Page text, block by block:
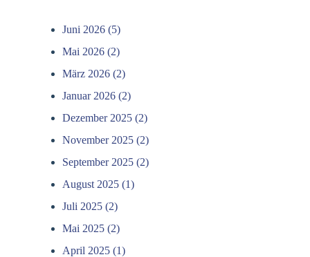
Juni 2026 (5)
Mai 2026 (2)
März 2026 (2)
Januar 2026 (2)
Dezember 2025 (2)
November 2025 (2)
September 2025 (2)
August 2025 (1)
Juli 2025 (2)
Mai 2025 (2)
April 2025 (1)